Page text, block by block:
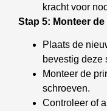
kracht voor
Stap 5: Monteer
Plaats de
bevestig deze
Monteer de
schroeven.
Controleer of